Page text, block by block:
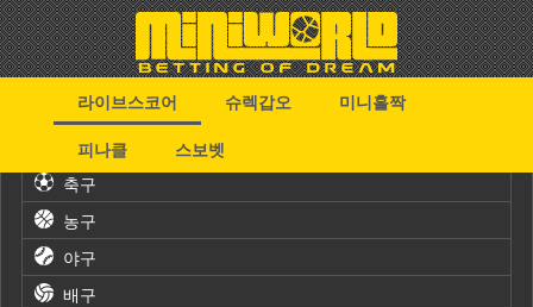
라이브스코어 슈렉갑오
미니홀짝
피나클
스보벳
축구
농구
야구
배구